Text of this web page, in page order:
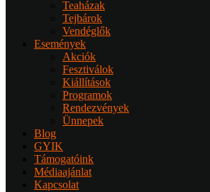
Teaházak
Tejbárok
Vendéglők
Események
Akciók
Fesztiválok
Kiállítások
Programok
Rendezvények
Ünnepek
Blog
GYIK
Támogatóink
Médiaajánlat
Kapcsolat